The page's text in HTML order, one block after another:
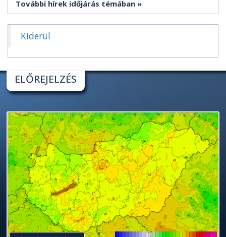
További hírek időjárás témában
Kiderül
ELŐREJELZÉS